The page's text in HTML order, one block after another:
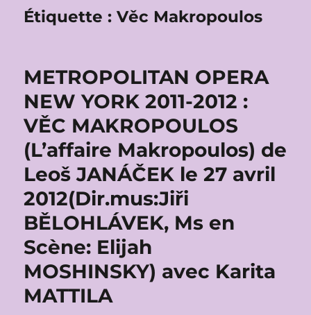
Étiquette :Věc Makropoulos
METROPOLITAN OPERA
NEW YORK 2011-2012 :
VĚC MAKROPOULOS
(L’affaire Makropoulos) de
Leoš JANÁČEK le 27 avril
2012(Dir.mus:Jiři
BĚLOHLÁVEK, Ms en
Scène: Elijah
MOSHINSKY) avec Karita
MATTILA